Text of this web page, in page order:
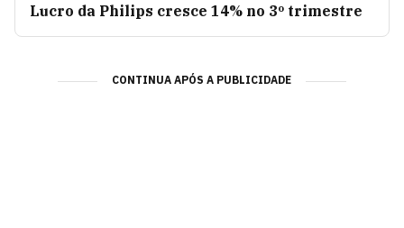
Lucro da Philips cresce 14% no 3º trimestre
CONTINUA APÓS A PUBLICIDADE